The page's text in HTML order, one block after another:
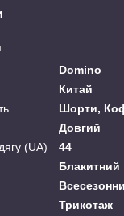
Domino
Китай
Шорти,
Довгий
(UA)
44
Блакитний
Трикотаж